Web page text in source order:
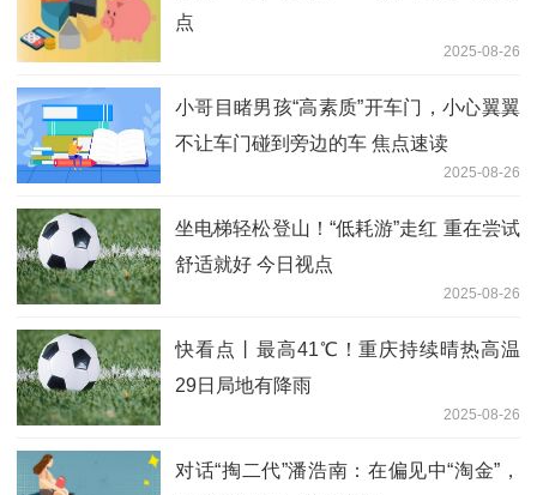
点
2025-08-26
小哥目睹男孩“高素质”开车门，小心翼翼
不让车门碰到旁边的车 焦点速读
2025-08-26
坐电梯轻松登山！“低耗游”走红 重在尝试
舒适就好 今日视点
2025-08-26
快看点丨最高41℃！重庆持续晴热高温
29日局地有降雨
2025-08-26
对话“掏二代”潘浩南：在偏见中“淘金”，